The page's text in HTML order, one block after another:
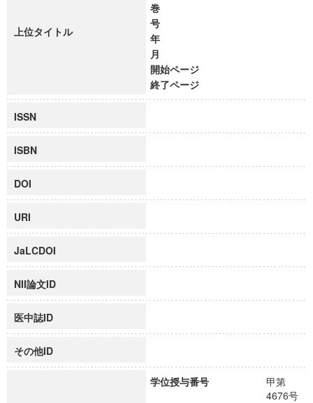
上位タイトル
巻
号
年
月
開始ページ
終了ページ
ISSN
ISBN
DOI
URI
JaLCDOI
NII論文ID
医中誌ID
その他ID
学位授与番号
甲第
4676号